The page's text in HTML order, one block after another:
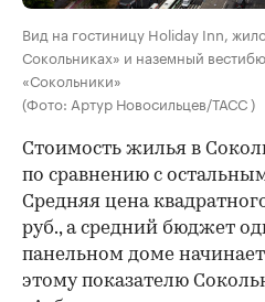
Вид на гостиницу Holiday Inn,
Сокольниках» и наземный
«Сокольники»
(Фото: Артур Новосильцев/ТАСС )
Стоимость жилья в
по сравнению с
Средняя цена
руб., а средний бюджет
панельном доме
этому показателю